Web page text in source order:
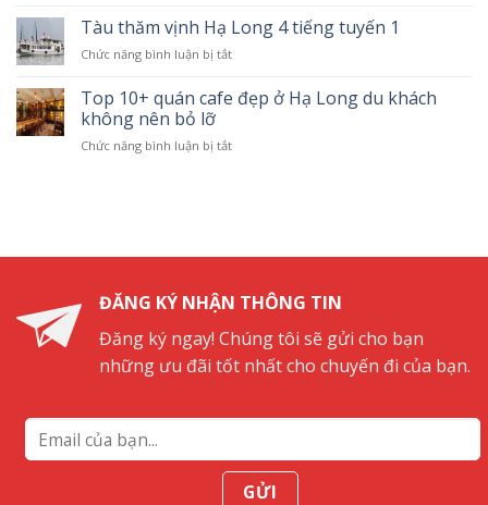
–
quá
Long
nhất
thăm
vịnh
tiếng
Tàu thăm vịnh Hạ Long 4 tiếng tuyến 1
Chức năng bình luận bị tắt
thăm
vịnh
Top 10+ quán cafe đẹp ở Hạ Long du khách
không nên bỏ lỡ
Chức năng bình luận bị tắt
ở
Long
du
khách
không
nên
ĐĂNG KÝ NHẬN THÔNG TIN
Đăng ký ngay! Chúng tôi sẽ gửi cho bạn
những ưu đãi tốt nhất cho chuyến đi của bạn.